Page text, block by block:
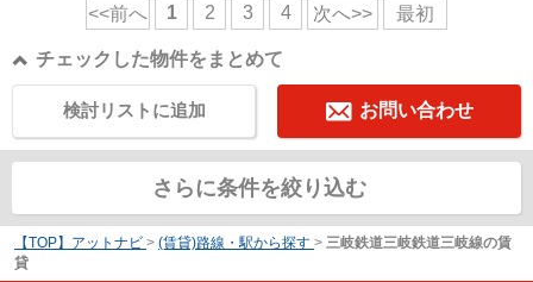
<<前へ 1 2 3 4 次へ>> 最初
チェックした物件をまとめて
お問い合わせ
検討リストに追加
さらに条件を絞り込む
【TOP】アットナビ > (賃貸)路線・駅から探す > 三岐鉄道三岐鉄道三岐線の賃
貸